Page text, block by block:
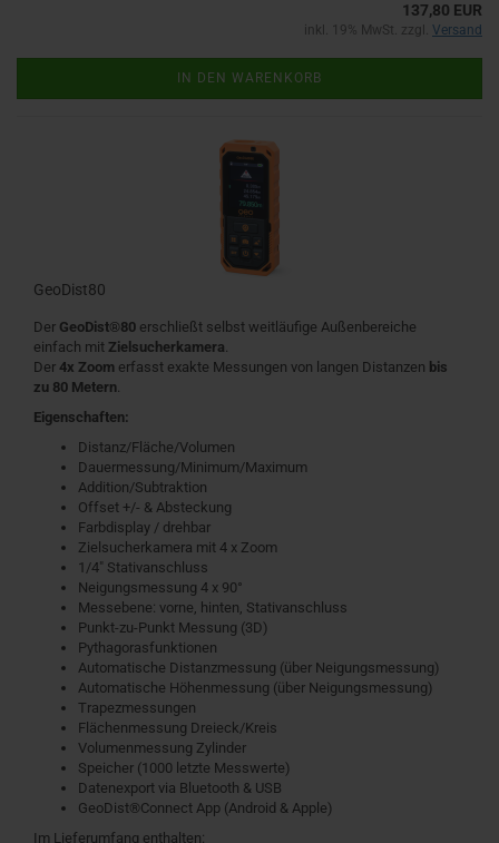
137,80 EUR
inkl. 19% MwSt. zzgl. Versand
IN DEN WARENKORB
GeoDist80
Der GeoDist®80 erschließt selbst weitläufige Außenbereiche
einfach mit Zielsucherkamera.
Der 4x Zoom erfasst exakte Messungen von langen Distanzen bis
zu 80 Metern.
Eigenschaften:
Distanz/Fläche/Volumen
Dauermessung/Minimum/Maximum
Addition/Subtraktion
Offset +/- & Absteckung
Farbdisplay / drehbar
Zielsucherkamera mit 4 x Zoom
1/4" Stativanschluss
Neigungsmessung 4 x 90°
Messebene: vorne, hinten, Stativanschluss
Punkt-zu-Punkt Messung (3D)
Pythagorasfunktionen
Automatische Distanzmessung (über Neigungsmessung)
Automatische Höhenmessung (über Neigungsmessung)
Trapezmessungen
Flächenmessung Dreieck/Kreis
Volumenmessung Zylinder
Speicher (1000 letzte Messwerte)
Datenexport via Bluetooth & USB
GeoDist®Connect App (Android & Apple)
Im Lieferumfang enthalten: